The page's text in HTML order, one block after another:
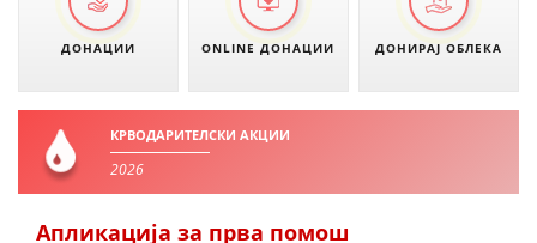
ЗНАЧЕЊЕ НА СЛУЖБАТА ЗА БАРАЊЕ
ФОРМУЛАРИ ЗА БАРАЊА
КРВОДАРИТЕЛСТВО
ИНФОРМАЦИИ ЗА БОЛЕСТИ
ДОНАЦИИ ONLINE ДОНАЦИИ ДОНИРАЈ ОБЛЕКА
КРВОДАРИТЕЛСКИ АКЦИИ
2026
Апликација за прва помош